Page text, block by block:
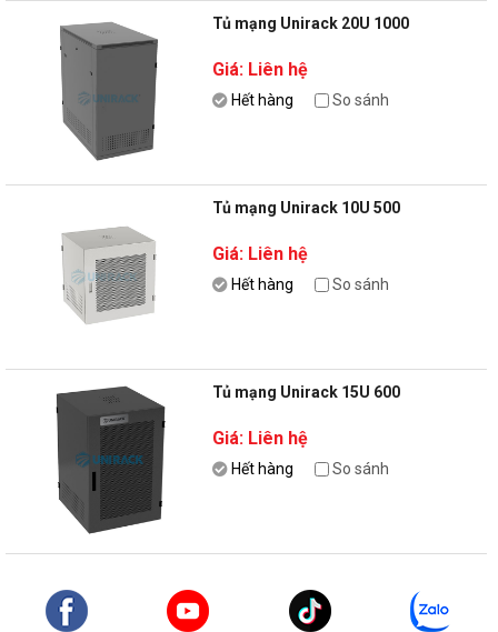
Tủ mạng Unirack 20U 1000
Giá: Liên hệ
Hết hàng So sánh
Tủ mạng Unirack 10U 500
Giá: Liên hệ
Hết hàng So sánh
Tủ mạng Unirack 15U 600
Giá: Liên hệ
Hết hàng So sánh